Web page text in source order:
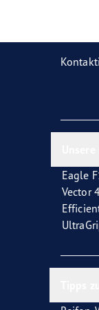
Eagle
Vector